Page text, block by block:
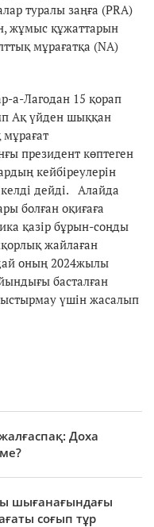
туралы заңға (PRA)
жұмыс құжаттарын
мұрағатқа (NA)
а-Лагодан 15 қорап
Ақ үйден шыққан
президент көптеген
кейбіреулерін
дейді. Алайда
болған оқиғаға
қазір бұрын-соңды
жайлаған
оның 2024жылы
басталған
үшін жасалып
Доха
шығанағындағы
соғып тұр